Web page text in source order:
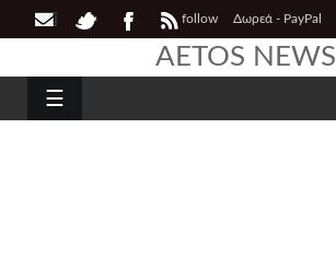
follow Δωρεά - PayPal
AETOS NEWS
☰